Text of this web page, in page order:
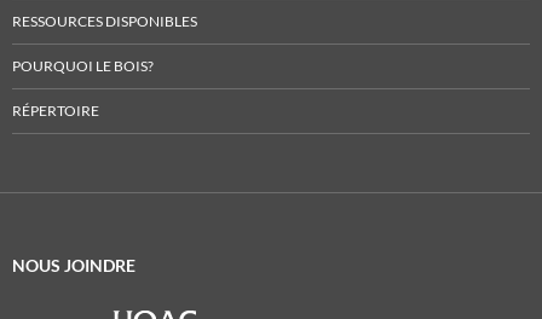
RESSOURCES DISPONIBLES
POURQUOI LE BOIS?
RÉPERTOIRE
NOUS JOINDRE